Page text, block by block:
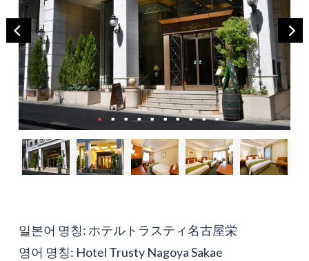
일본어 명칭: ホテルトラスティ名古屋栄
영어 명칭: Hotel Trusty Nagoya Sakae